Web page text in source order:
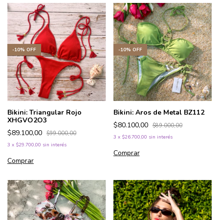
-10% OFF
Bikini: Triangular Rojo
XHGVO2O3
$89.100,00 $99.000,00
3 x $29.700,00 sin interés
Comprar
-10% OFF
Bikini: Aros de Metal BZ112
$80.100,00 $89.000,00
3 x $26.700,00 sin interés
Comprar